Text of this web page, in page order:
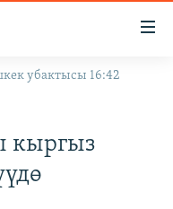
убактысы 16:42
кыргыз